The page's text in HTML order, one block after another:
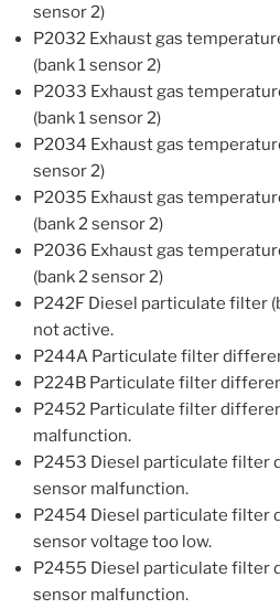
sensor 2)
P2032 Exhaust gas
(bank 1 sensor 2)
P2033 Exhaust gas
(bank 1 sensor 2)
P2034 Exhaust gas
sensor 2)
P2035 Exhaust gas
(bank 2 sensor 2)
P2036 Exhaust gas
(bank 2 sensor 2)
P242F Diesel particulate filter
not active.
P244A Particulate filter
P224B Particulate filter
P2452 Particulate filter
malfunction.
P2453 Diesel particulate filter
sensor malfunction.
P2454 Diesel particulate filter
sensor voltage too low.
P2455 Diesel particulate filter
sensor malfunction.